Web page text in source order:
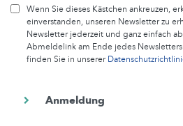
Wenn Sie dieses Kästchen ankreuzen,
einverstanden, unseren Newsletter zu
Newsletter jederzeit und ganz einfach
Abmeldelink am Ende jedes
finden Sie in unserer